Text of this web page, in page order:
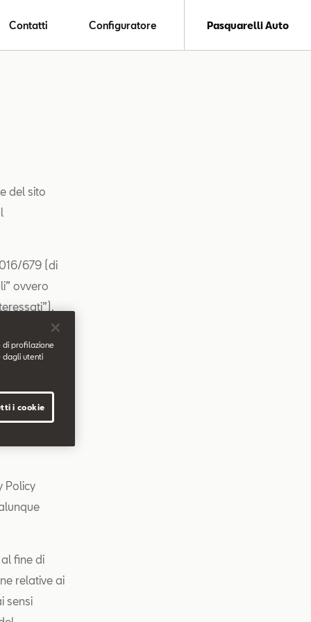
Contatti Configuratore Pasquarelli Auto
del sito
679 (di
ovvero
soggetta
del
siti web
Policy
fine di
relative ai
sensi
di profilazione
dagli utenti
i cookie